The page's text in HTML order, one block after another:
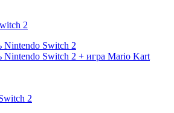
2
Nintendo Switch 2
Nintendo Switch 2 + игра Mario Kart
2